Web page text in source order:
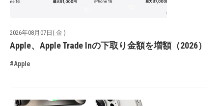
2026年08月07日( 金 )
Apple、Apple Trade Inの下取り金額を増額（2026）
#Apple